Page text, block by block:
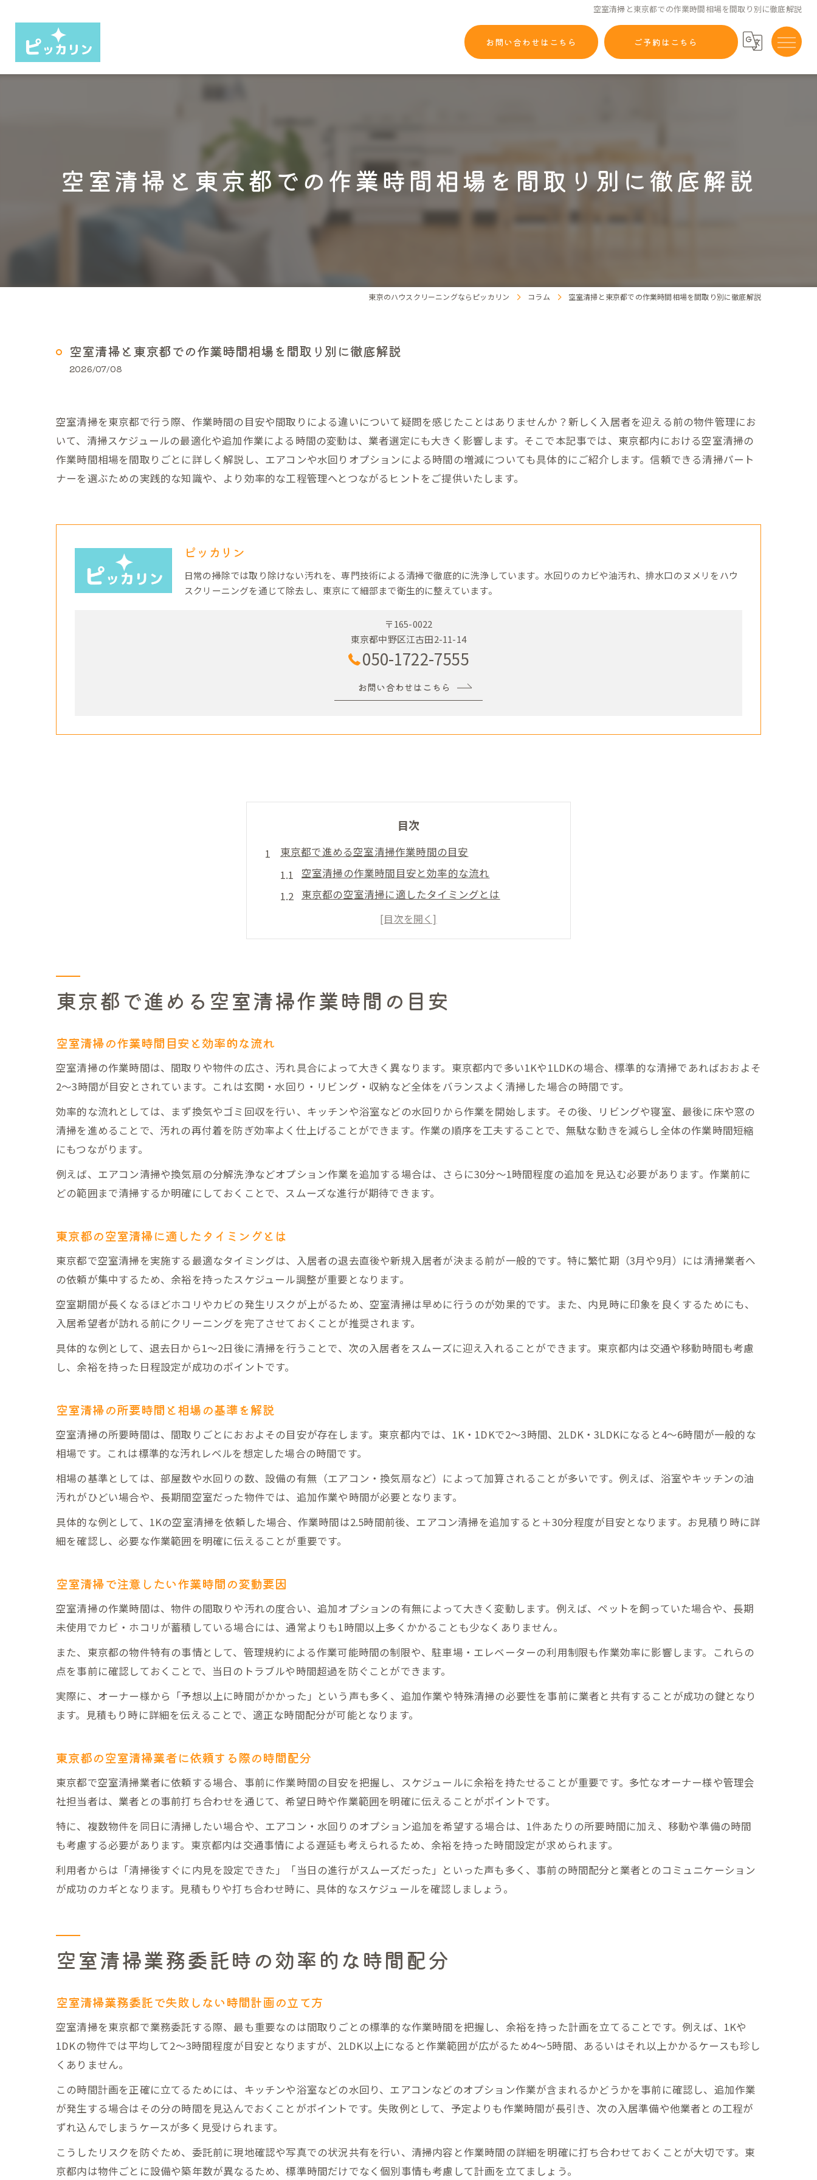
空室清掃と東京都での作業時間相場を間取り別に徹底解説
お問い合わせはこちら ご予約はこちら
空室清掃と東京都での作業時間相場を間取り別に徹底解説
東京のハウスクリーニングならピッカリン コラム 空室清掃と東京都での作業時間相場を間取り別に徹底解説
空室清掃と東京都での作業時間相場を間取り別に徹底解説
2026/07/08
空室清掃を東京都で行う際、作業時間の目安や間取りによる違いについて疑問を感じたことはありませんか？新しく入居者を迎える前の物件管理にお
いて、清掃スケジュールの最適化や追加作業による時間の変動は、業者選定にも大きく影響します。そこで本記事では、東京都内における空室清掃の
作業時間相場を間取りごとに詳しく解説し、エアコンや水回りオプションによる時間の増減についても具体的にご紹介します。信頼できる清掃パート
ナーを選ぶための実践的な知識や、より効率的な工程管理へとつながるヒントをご提供いたします。
ピッカリン
日常の掃除では取り除けない汚れを、専門技術による清掃で徹底的に洗浄しています。水回りのカビや油汚れ、排水口のヌメリをハウ
スクリーニングを通じて除去し、東京にて細部まで衛生的に整えています。
〒165-0022
東京都中野区江古田2-11-14
050-1722-7555
お問い合わせはこちら
目次
東京都で進める空室清掃作業時間の目安
空室清掃の作業時間目安と効率的な流れ
東京都の空室清掃に適したタイミングとは
空室清掃の所要時間と相場の基準を解説
空室清掃で注意したい作業時間の変動要因
空室清掃業務委託で失敗しない時間計画の立て方
空室清掃業務委託時の時間短縮ポイントとは
空室清掃と委託先連携による作業時間最適化
ハウスクリーニングの女性スタッフによる丁寧な空室清掃
女性スタッフによる空室清掃の安心感と丁寧さ
ハウスクリーニングで女性スタッフが活躍する理由
空室清掃の現場で女性スタッフが重視するポイント
間取りごとに異なる空室清掃の作業時間とは
空室清掃の作業時間は間取りでどう変わる？
1K・1LDKの空室清掃にかかる平均時間の目安
2LDK以上で必要な空室清掃作業時間のポイント
間取り別空室清掃で注意したい時間配分の工夫
エアコンや水回りで変動する作業時間の目安
空室清掃で知っておきたい料金と作業時間の関係
空室清掃の料金と作業時間を見極めるポイント
効率的な空室清掃に必要な料金と時間の目安
相場から見る東京都空室清掃の作業スケジュール
空室清掃の作業相場をもとにスケジュールを最適化
東京都で進める空室清掃作業時間の目安
空室清掃の作業時間目安と効率的な流れ
空室清掃の作業時間は、間取りや物件の広さ、汚れ具合によって大きく異なります。東京都内で多い1Kや1LDKの場合、標準的な清掃であればおおよそ
2～3時間が目安とされています。これは玄関・水回り・リビング・収納など全体をバランスよく清掃した場合の時間です。
効率的な流れとしては、まず換気やゴミ回収を行い、キッチンや浴室などの水回りから作業を開始します。その後、リビングや寝室、最後に床や窓の
清掃を進めることで、汚れの再付着を防ぎ効率よく仕上げることができます。作業の順序を工夫することで、無駄な動きを減らし全体の作業時間短縮
にもつながります。
例えば、エアコン清掃や換気扇の分解洗浄などオプション作業を追加する場合は、さらに30分～1時間程度の追加を見込む必要があります。作業前に
どの範囲まで清掃するか明確にしておくことで、スムーズな進行が期待できます。
東京都の空室清掃に適したタイミングとは
東京都で空室清掃を実施する最適なタイミングは、入居者の退去直後や新規入居者が決まる前が一般的です。特に繁忙期（3月や9月）には清掃業者へ
の依頼が集中するため、余裕を持ったスケジュール調整が重要となります。
空室期間が長くなるほどホコリやカビの発生リスクが上がるため、空室清掃は早めに行うのが効果的です。また、内見時に印象を良くするためにも、
入居希望者が訪れる前にクリーニングを完了させておくことが推奨されます。
具体的な例として、退去日から1～2日後に清掃を行うことで、次の入居者をスムーズに迎え入れることができます。東京都内は交通や移動時間も考慮
し、余裕を持った日程設定が成功のポイントです。
空室清掃の所要時間と相場の基準を解説
空室清掃の所要時間は、間取りごとにおおよその目安が存在します。東京都内では、1K・1DKで2～3時間、2LDK・3LDKになると4～6時間が一般的な
相場です。これは標準的な汚れレベルを想定した場合の時間です。
相場の基準としては、部屋数や水回りの数、設備の有無（エアコン・換気扇など）によって加算されることが多いです。例えば、浴室やキッチンの油
汚れがひどい場合や、長期間空室だった物件では、追加作業や時間が必要となります。
具体的な例として、1Kの空室清掃を依頼した場合、作業時間は2.5時間前後、エアコン清掃を追加すると＋30分程度が目安となります。お見積り時に詳
細を確認し、必要な作業範囲を明確に伝えることが重要です。
空室清掃で注意したい作業時間の変動要因
空室清掃の作業時間は、物件の間取りや汚れの度合い、追加オプションの有無によって大きく変動します。例えば、ペットを飼っていた場合や、長期
未使用でカビ・ホコリが蓄積している場合には、通常よりも1時間以上多くかかることも少なくありません。
また、東京都の物件特有の事情として、管理規約による作業可能時間の制限や、駐車場・エレベーターの利用制限も作業効率に影響します。これらの
点を事前に確認しておくことで、当日のトラブルや時間超過を防ぐことができます。
実際に、オーナー様から「予想以上に時間がかかった」という声も多く、追加作業や特殊清掃の必要性を事前に業者と共有することが成功の鍵となり
ます。見積もり時に詳細を伝えることで、適正な時間配分が可能となります。
東京都の空室清掃業者に依頼する際の時間配分
東京都で空室清掃業者に依頼する場合、事前に作業時間の目安を把握し、スケジュールに余裕を持たせることが重要です。多忙なオーナー様や管理会
社担当者は、業者との事前打ち合わせを通じて、希望日時や作業範囲を明確に伝えることがポイントです。
特に、複数物件を同日に清掃したい場合や、エアコン・水回りのオプション追加を希望する場合は、1件あたりの所要時間に加え、移動や準備の時間
も考慮する必要があります。東京都内は交通事情による遅延も考えられるため、余裕を持った時間設定が求められます。
利用者からは「清掃後すぐに内見を設定できた」「当日の進行がスムーズだった」といった声も多く、事前の時間配分と業者とのコミュニケーション
が成功のカギとなります。見積もりや打ち合わせ時に、具体的なスケジュールを確認しましょう。
空室清掃業務委託時の効率的な時間配分
空室清掃業務委託で失敗しない時間計画の立て方
空室清掃を東京都で業務委託する際、最も重要なのは間取りごとの標準的な作業時間を把握し、余裕を持った計画を立てることです。例えば、1Kや
1DKの物件では平均して2～3時間程度が目安となりますが、2LDK以上になると作業範囲が広がるため4～5時間、あるいはそれ以上かかるケースも珍し
くありません。
この時間計画を正確に立てるためには、キッチンや浴室などの水回り、エアコンなどのオプション作業が含まれるかどうかを事前に確認し、追加作業
が発生する場合はその分の時間を見込んでおくことがポイントです。失敗例として、予定よりも作業時間が長引き、次の入居準備や他業者との工程が
ずれ込んでしまうケースが多く見受けられます。
こうしたリスクを防ぐため、委託前に現地確認や写真での状況共有を行い、清掃内容と作業時間の詳細を明確に打ち合わせておくことが大切です。東
京都内は物件ごとに設備や築年数が異なるため、標準時間だけでなく個別事情も考慮して計画を立てましょう。